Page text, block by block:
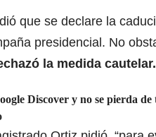
que se declare la
presidencial. No
la medida cautelar.
Discover y no se pierda de